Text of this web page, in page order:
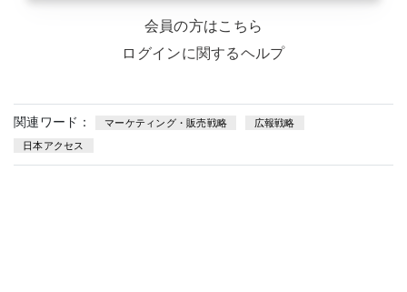
会員の方はこちら
ログインに関するヘルプ
関連ワード： マーケティング・販売戦略 広報戦略
日本アクセス